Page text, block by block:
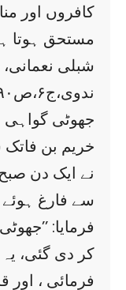
کافروں اور
مستحق ہوتا
شبلی
ندوی،ج۶،ص۲۹۰)
جھوٹی گواہی
خریم بن
نے ایک دن
سے فارغ ہوئے
فرمایا:
کر دی گئی،
فرمائی ، اور